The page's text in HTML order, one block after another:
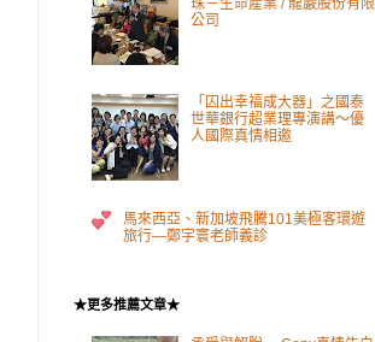
公司
「囚出幸福成大器」之國泰
世華銀行超業理專演講～優
人國際真情相邀
馬來西亞、新加坡飛騰101美極客環遊
旅行—鄭宇寰老師義診
★更多推薦文章★